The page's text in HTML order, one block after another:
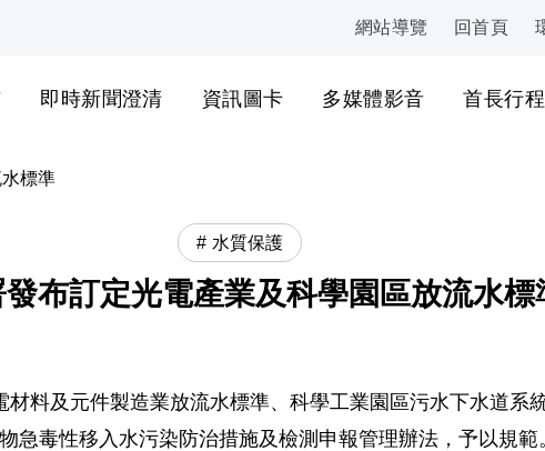
:::
網站導覽 回首頁
即時新聞澄清 資訊圖卡 多媒體影音 首長行程
標準
水質保護
布訂定光電產業及科學園區放流水標
料及元件製造業放流水標準、科學工業園區污水下水道系
急毒性移入水污染防治措施及檢測申報管理辦法，予以規範